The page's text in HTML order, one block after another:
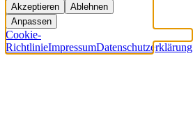
Akzeptieren
Ablehnen
Anpassen
Cookie-
RichtlinieImpressumDatenschutzerklärung